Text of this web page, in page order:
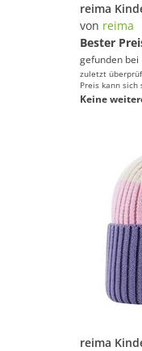
reima
von reima
Bester
gefunden bei
zuletzt
Preis kann
Keine
reima